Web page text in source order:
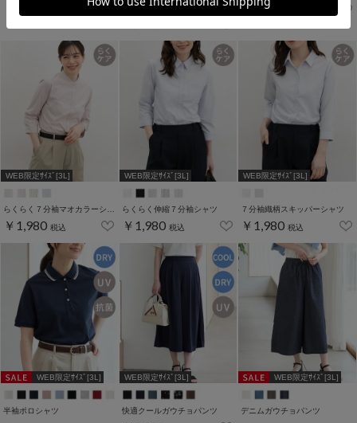
￥980 ￥1,980
WEB限定ｻｲｽﾞ[3L]
￥1,980 税込
WEB限定ｻｲｽﾞ[3L]
らくらく伸縮７分袖シャツ
￥1,980 税込
WEB限定ｻｲｽﾞ[3L]
７分袖織柄スキッパーシャツ
￥1,980 税込
WEB限定ｻｲｽﾞ[3L]
半袖ポロシャツ
WEB限定ｻｲｽﾞ[3L]
快適クールガウチョパンツ
WEB限定ｻｲｽﾞ[3L]
デニムガウチョパンツ